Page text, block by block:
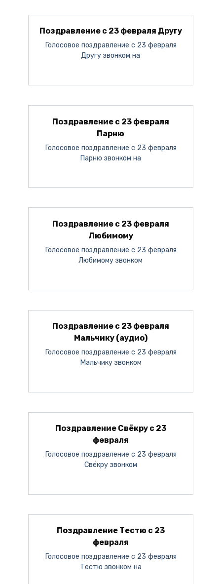
Поздравление с 23 февраля Другу
Голосовое поздравление с 23 февраля
Другу звонком на
Поздравление с 23 февраля
Парню
Голосовое поздравление с 23 февраля
Парню звонком на
Поздравление с 23 февраля
Любимому
Голосовое поздравление с 23 февраля
Любимому звонком
Поздравление с 23 февраля
Мальчику (аудио)
Голосовое поздравление с 23 февраля
Мальчику звонком
Поздравление Свёкру с 23
февраля
Голосовое поздравление с 23 февраля
Свёкру звонком
Поздравление Тестю с 23
февраля
Голосовое поздравление с 23 февраля
Тестю звонком на